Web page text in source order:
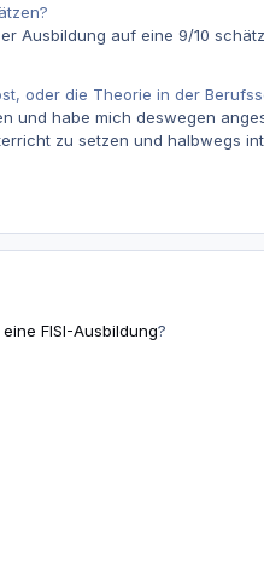
Ausbildung auf eine 9/10
oder die Theorie in der
und habe mich deswegen
zu setzen und halbwegs
FISI-Ausbildung?